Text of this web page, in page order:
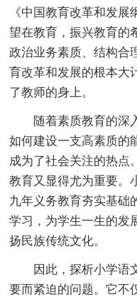
《中国教育改革和发
望在教育，振兴教育的
政治业务素质、结构合
育改革和发展的根本大
了教师的身上。
随着素质教育的深入
如何建设一支高素质的
成为了社会关注的热点
教育又显得尤为重要。
九年义务教育夯实基础
学习，为学生一生的发
扬民族传统文化。
因此，探析小学语文
要而紧迫的问题。它不